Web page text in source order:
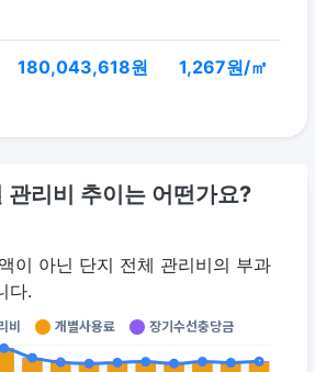
180,043,618원 1,267원/㎡
관리비 추이는 어떤가요?
이 아닌 단지 전체 관리비의 부과
다.